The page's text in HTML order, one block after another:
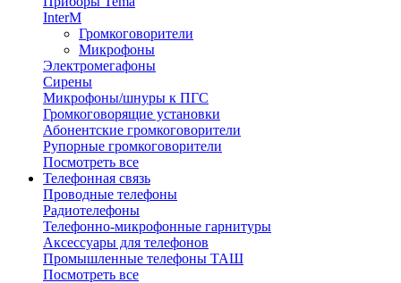
InterM
Громкоговорители
Микрофоны
Электромегафоны
Сирены
Микрофоны/шнуры к ПГС
Громкоговорящие установки
Абонентские громкоговорители
Рупорные громкоговорители
Посмотреть все
Телефонная связь
Проводные телефоны
Радиотелефоны
Телефонно-микрофонные гарнитуры
Аксессуары для телефонов
Промышленные телефоны ТАШ
Посмотреть все